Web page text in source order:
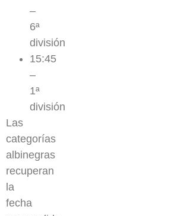
–
6ª
división
15:45
–
1ª
división
Las
categorías
albinegras
recuperan
la
fecha